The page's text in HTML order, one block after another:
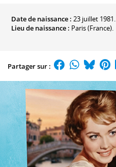
Date de naissance : 23 juillet 1981.
Lieu de naissance : Paris (France).
Partager sur :